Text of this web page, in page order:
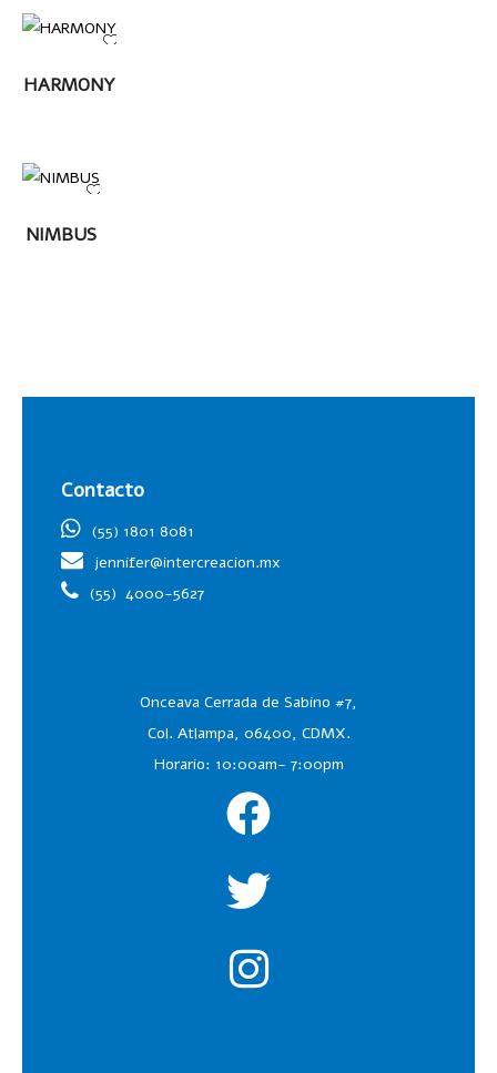
LEER MÁS
HARMONY
MÁS
NIMBUS
Contacto
(55) 1801 8081
jennifer@intercreacion.mx
(55) 4000-5627
Onceava Cerrada de Sabino #7,
Col. Atlampa, 06400, CDMX.
Horario: 10:00am- 7:00pm